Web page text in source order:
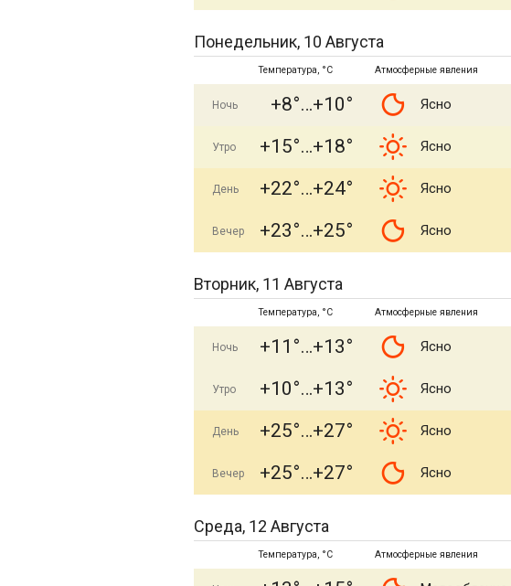
Понедельник, 10 Августа
Температура, °C Атмосферные явления
Ночь +8° +10° Ясно
Утро +15° +18° Ясно
День +22° +24° Ясно
Вечер +23° +25° Ясно
Вторник, 11 Августа
Температура, °C Атмосферные явления
Ночь +11° +13° Ясно
Утро +10° +13° Ясно
День +25° +27° Ясно
Вечер +25° +27° Ясно
Среда, 12 Августа
Температура, °C Атмосферные явления